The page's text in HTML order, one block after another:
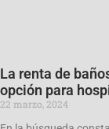
La renta de
opción para
22 marzo, 2024